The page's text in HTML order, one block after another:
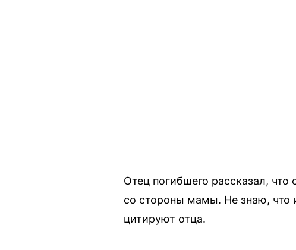
Отец погибшего рассказал,
со стороны мамы. Не знаю, что
цитируют отца.